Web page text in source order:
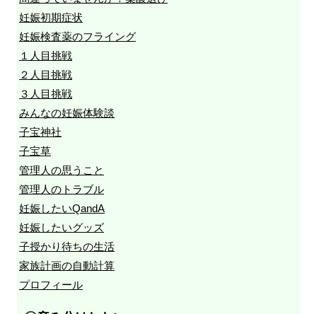
妊娠初期症状
妊娠検査薬のフライング
１人目挑戦
２人目挑戦
３人目挑戦
みんなの妊娠体験談
子宝神社
子宝草
管理人の思うこと
管理人のトラブル
妊娠したいQandA
妊娠したいグッズ
子授かり待ちの生活
家族計画の自動計算
プロフィール